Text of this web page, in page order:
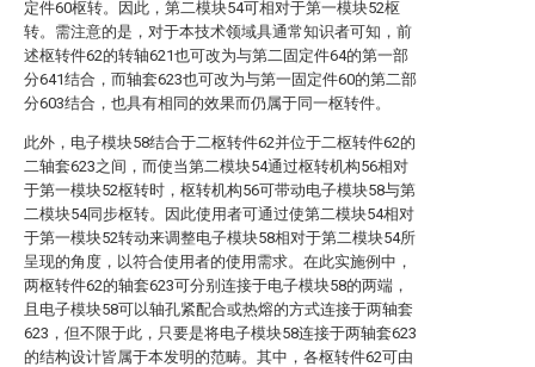
定件60枢转。因此，第二模块54可相对于第一模块52枢
转。需注意的是，对于本技术领域具通常知识者可知，前
述枢转件62的转轴621也可改为与第二固定件64的第一部
分641结合，而轴套623也可改为与第一固定件60的第二部
分603结合，也具有相同的效果而仍属于同一枢转件。
此外，电子模块58结合于二枢转件62并位于二枢转件62的
二轴套623之间，而使当第二模块54通过枢转机构56相对
于第一模块52枢转时，枢转机构56可带动电子模块58与第
二模块54同步枢转。因此使用者可通过使第二模块54相对
于第一模块52转动来调整电子模块58相对于第二模块54所
呈现的角度，以符合使用者的使用需求。在此实施例中，
两枢转件62的轴套623可分别连接于电子模块58的两端，
且电子模块58可以轴孔紧配合或热熔的方式连接于两轴套
623，但不限于此，只要是将电子模块58连接于两轴套623
的结构设计皆属于本发明的范畴。其中，各枢转件62可由